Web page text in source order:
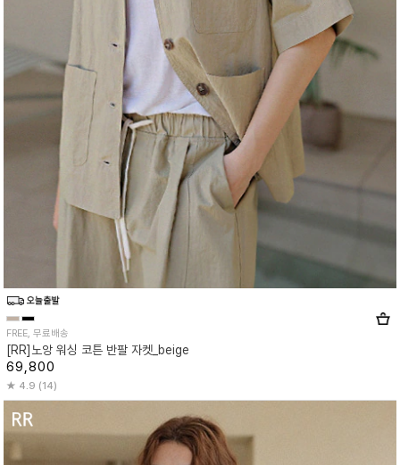
FREE, 무료배송
[RR]노앙 워싱 코튼 반팔 자켓_beige
69,800
4.9 (14)